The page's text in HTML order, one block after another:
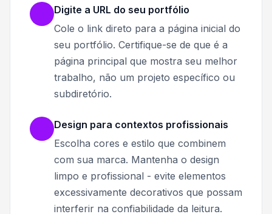
Digite a URL do seu portfólio
Cole o link direto para a página inicial do
seu portfólio. Certifique-se de que é a
página principal que mostra seu melhor
trabalho, não um projeto específico ou
subdiretório.
Design para contextos profissionais
Escolha cores e estilo que combinem
com sua marca. Mantenha o design
limpo e profissional - evite elementos
excessivamente decorativos que possam
interferir na confiabilidade da leitura.